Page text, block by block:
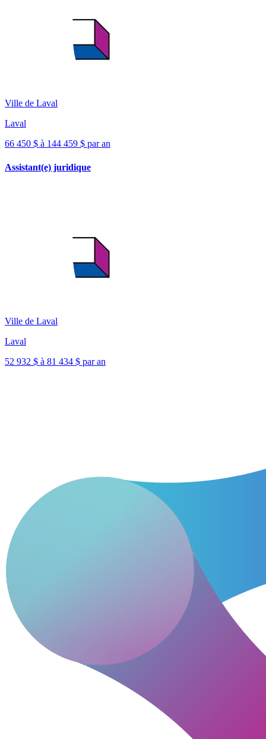
Ville de Laval
Laval
66 450 $ à 144 459 $ par an
Assistant(e) juridique
Ville de Laval
Laval
52 932 $ à 81 434 $ par an